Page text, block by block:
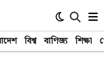
বিশ্ব বাণিজ্য শিক্ষা